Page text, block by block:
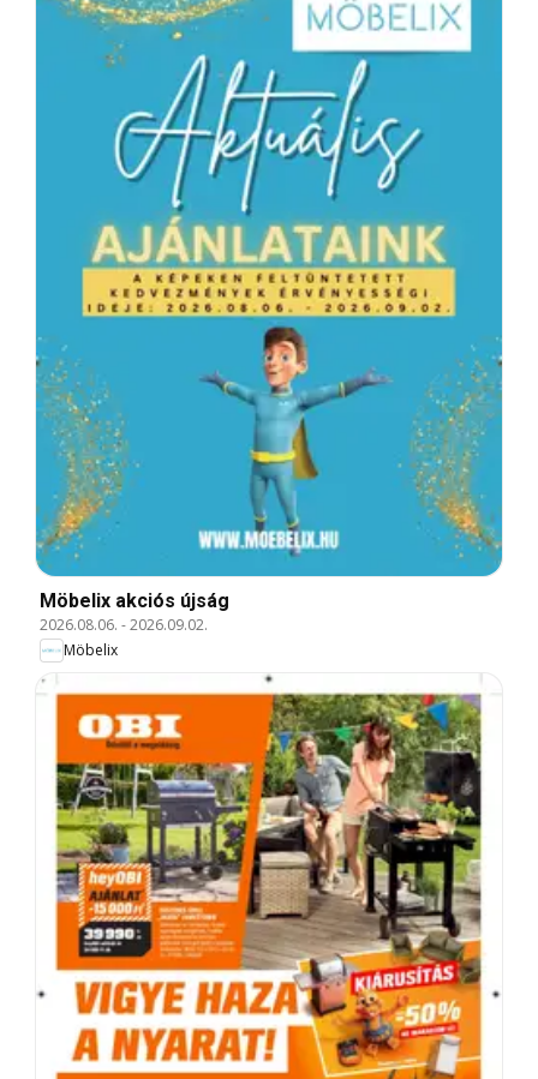
Möbelix akciós újság
2026.08.06. -2026.09.02.
Möbelix